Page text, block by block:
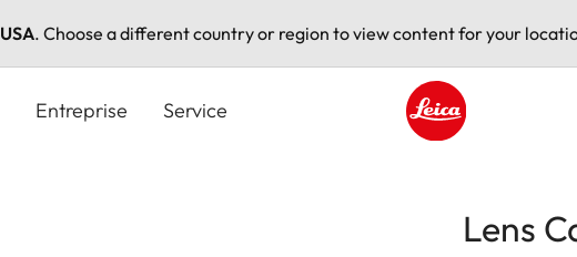
USA. Choose a different country or region to view content for your
Entreprise Service
Lens